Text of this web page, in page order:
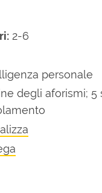
2-6
personale
degli aforismi; 5